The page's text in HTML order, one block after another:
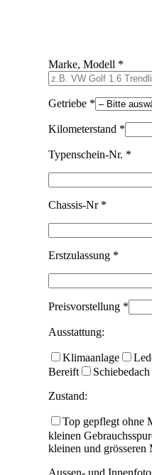
Marke, Modell *
Getriebe *
Kilometerstand *
Typenschein-Nr. *
Chassis-Nr *
Erstzulassung *
Preisvorstellung *
Ausstattung:
Klimaanlage
Bereift
Schiebedach
Zustand:
Top gepflegt ohne
kleinen
kleinen und grösseren
Aussen- und